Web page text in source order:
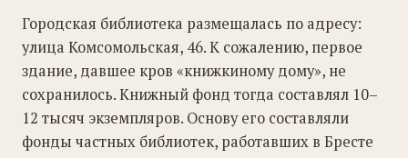
Городская библиотека размещалась по адресу:
улица Комсомольская, 46. К сожалению, первое
здание, давшее кров «книжкиному дому», не
сохранилось. Книжный фонд тогда составлял 10–
12 тысяч экземпляров. Основу его составляли
фонды частных библиотек, работавших в Бресте